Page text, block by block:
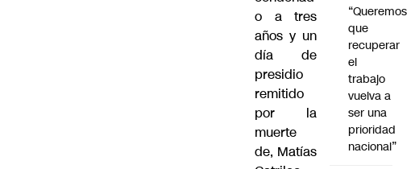
o a tres
años y un
día de
presidio
remitido
por la
muerte
de, Matías
“Queremos
que
recuperar
el
trabajo
vuelva a
ser una
prioridad
nacional”